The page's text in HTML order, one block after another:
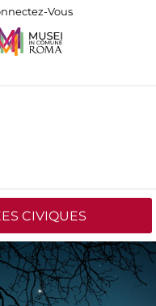
Vous
CIVIQUES